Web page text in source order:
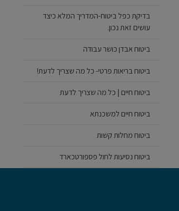
בדיקת כפל ביטוח-המדריך המלא כיצד
עושים זאת נכון.
ביטוח אבדן כושר עבודה
ביטוח בריאות פרטי- כל מה שצריך לדעת!
ביטוח חיים | כל מה שצריך לדעת
ביטוח חיים למשכנתא
ביטוח מחלות קשות
ביטוח נסיעות לחול פספורטכארד